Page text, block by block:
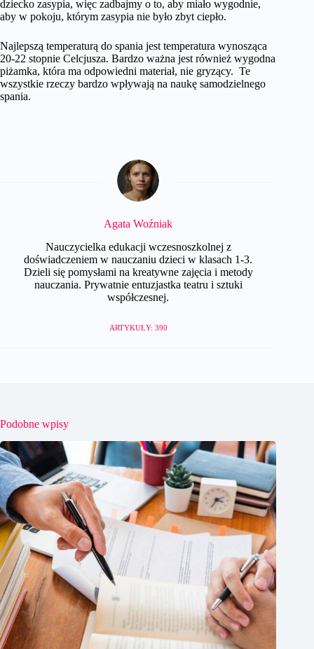
dziecko zasypia, więc zadbajmy o to, aby miało wygodnie,
aby w pokoju, którym zasypia nie było zbyt ciepło.
Najlepszą temperaturą do spania jest temperatura wynosząca
20-22 stopnie Celcjusza. Bardzo ważna jest również wygodna
piżamka, która ma odpowiedni materiał, nie gryzący. Te
wszystkie rzeczy bardzo wpływają na naukę samodzielnego
spania.
Agata Woźniak
Nauczycielka edukacji wczesnoszkolnej z
doświadczeniem w nauczaniu dzieci w klasach 1-3.
Dzieli się pomysłami na kreatywne zajęcia i metody
nauczania. Prywatnie entuzjastka teatru i sztuki
współczesnej.
ARTYKUŁY: 390
Podobne wpisy